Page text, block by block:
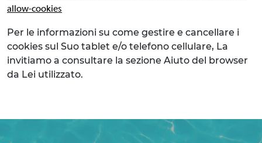
allow-cookies
Per le informazioni su come gestire e cancellare i
cookies sul Suo tablet e/o telefono cellulare, La
invitiamo a consultare la sezione Aiuto del browser
da Lei utilizzato.